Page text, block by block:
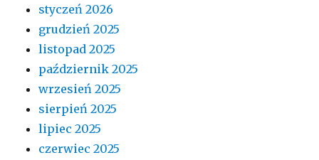
styczeń 2026
grudzień 2025
listopad 2025
październik 2025
wrzesień 2025
sierpień 2025
lipiec 2025
czerwiec 2025